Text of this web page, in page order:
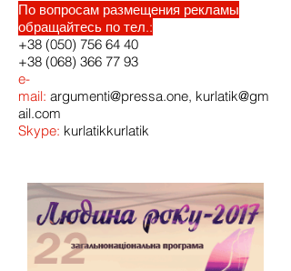
По вопросам размещения рекламы
обращайтесь по тел.:
+38 (050) 756 64 40
+38 (068) 366 77 93
e-
mail: argumenti@pressa.one, kurlatik@gm
ail.com
Skype: kurlatikkurlatik